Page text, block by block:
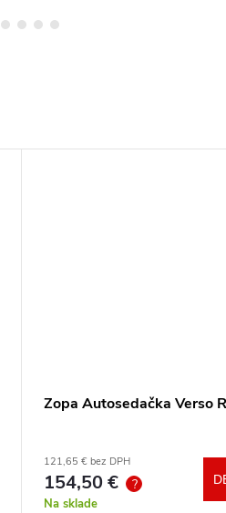
Zopa Autosedačka Verso
121,65 € bez DPH
154,50 € ?
Na sklade